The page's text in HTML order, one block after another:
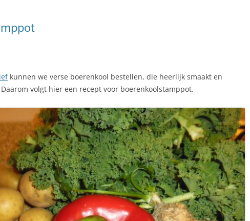
kunnen we verse boerenkool bestellen, die heerlijk smaakt en
volgt hier een recept voor boerenkoolstamppot.